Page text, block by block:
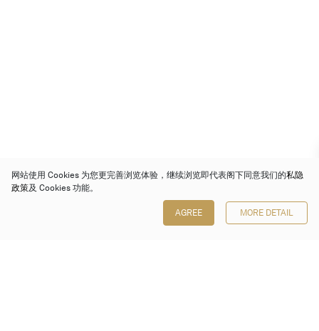
网站使用 Cookies 为您更完善浏览体验，继续浏览即代表阁下同意我们的私隐
政策及 Cookies 功能。
AGREE MORE DETAIL